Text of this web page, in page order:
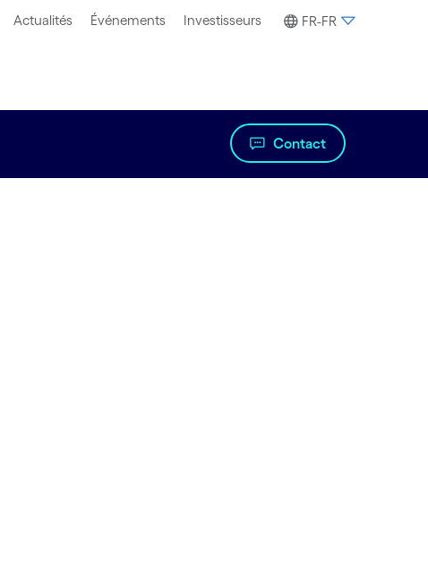
Actualités Événements Investisseurs FR-FR
Contact